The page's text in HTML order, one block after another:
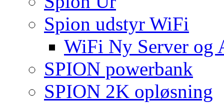
Spion udstyr WiFi
WiFi Ny Server og
SPION powerbank
SPION 2K opløsning